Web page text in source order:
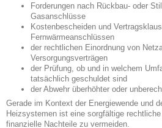
Forderungen nach Rückbau- oder
Gasanschlüsse
Kostenbescheiden und
Fernwärmeanschlüssen
der rechtlichen Einordnung von
Versorgungsverträgen
der Prüfung, ob und in welchem
tatsächlich geschuldet sind
der Abwehr überhöhter oder
Gerade im Kontext der Energiewende und
Heizsystemen ist eine sorgfältige
finanzielle Nachteile zu vermeiden.